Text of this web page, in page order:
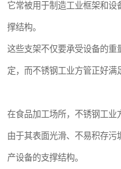
它常被用于制造工业框架和
撑结构。
这些支架不仅要承受设备的重
定，而不锈钢工业方管正好满
在食品加工场所，不锈钢工业
由于其表面光滑、不易积存污
产设备的支撑结构。